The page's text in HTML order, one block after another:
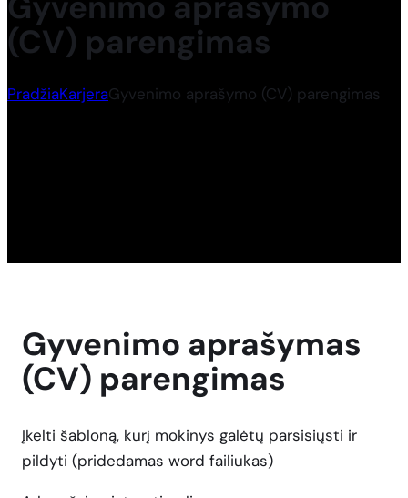
(CV) parengimas
PradžiaKarjeraGyvenimo aprašymo (CV) parengimas
Gyvenimo aprašymas
(CV) parengimas
Įkelti šabloną, kurį mokinys galėtų parsisiųsti ir
pildyti (pridedamas word failiukas)